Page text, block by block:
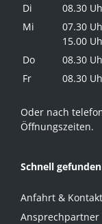
Di
08.30
Mi
07.30
15.00
Do
08.30
Fr
08.30
Oder nach
Öffnungszeiten.
Schnell gefunden
Anfahrt & Kontakt
Ansprechpartner